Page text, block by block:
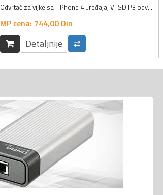
Odvrtač za vijke sa I-Phone 4 uređaja; VTSDIP3 odvrtač; Ukupna dužina: 120mm; Dužina osovine: 33mm;
MP cena: 744,00 Din
Detaljnije